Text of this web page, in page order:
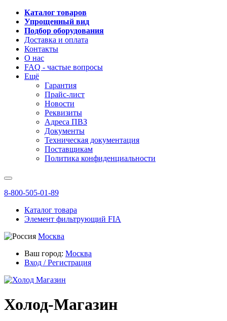
Каталог товаров
Упрощенный вид
Подбор оборудования
Доставка и оплата
Контакты
О нас
FAQ - частые вопросы
Ещё
Гарантия
Прайс-лист
Новости
Реквизиты
Адреса ПВЗ
Документы
Техническая документация
Поставщикам
Политика конфиденциальности
8-800-505-01-89
Каталог товара
Элемент фильтрующий FIA
Москва
Ваш город: Москва
Вход / Регистрация
Холод-Магазин